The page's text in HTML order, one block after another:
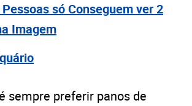
só Conseguem ver 2
Imagem
sempre preferir panos de